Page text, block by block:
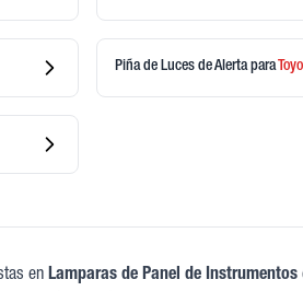
Piña de Luces de Alerta para
en Lamparas de Panel de Instrumentos